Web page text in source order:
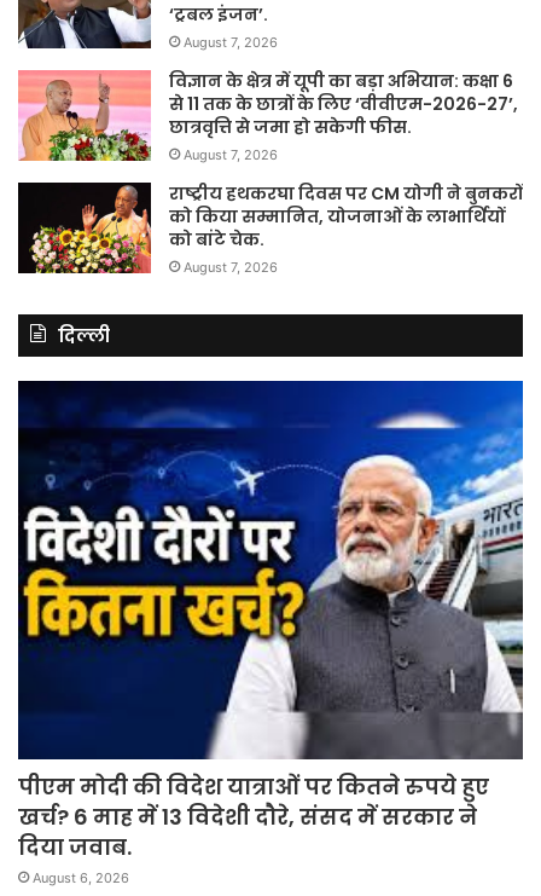
‘ट्रबल इंजन’.
August 7, 2026
विज्ञान के क्षेत्र में यूपी का बड़ा अभियान: कक्षा 6
से 11 तक के छात्रों के लिए ‘वीवीएम-2026-27’,
छात्रवृत्ति से जमा हो सकेगी फीस.
August 7, 2026
राष्ट्रीय हथकरघा दिवस पर CM योगी ने बुनकरों
को किया सम्मानित, योजनाओं के लाभार्थियों
को बांटे चेक.
August 7, 2026
दिल्ली
पीएम मोदी की विदेश यात्राओं पर कितने रुपये हुए
खर्च? 6 माह में 13 विदेशी दौरे, संसद में सरकार ने
दिया जवाब.
August 6, 2026